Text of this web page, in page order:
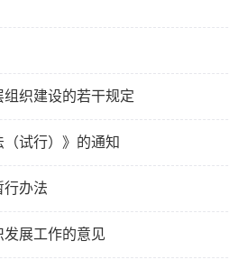
织建设的若干规定
试行）》的通知
行办法
展工作的意见